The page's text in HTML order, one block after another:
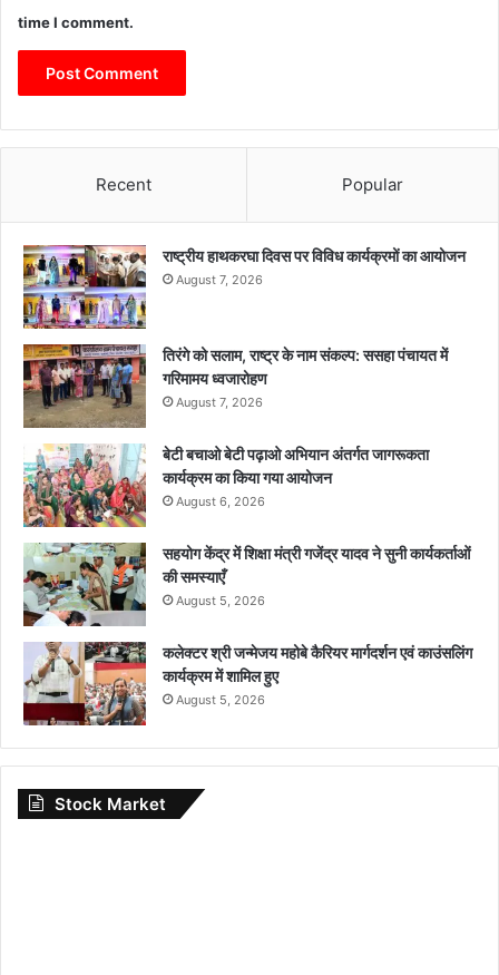
time I comment.
Recent Popular
राष्ट्रीय हाथकरघा दिवस पर विविध कार्यक्रमों का आयोजन
August 7, 2026
तिरंगे को सलाम, राष्ट्र के नाम संकल्प: ससहा पंचायत में
गरिमामय ध्वजारोहण
August 7, 2026
बेटी बचाओ बेटी पढ़ाओ अभियान अंतर्गत जागरूकता
कार्यक्रम का किया गया आयोजन
August 6, 2026
सहयोग केंद्र में शिक्षा मंत्री गजेंद्र यादव ने सुनी कार्यकर्ताओं
की समस्याएँ
August 5, 2026
कलेक्टर श्री जन्मेजय महोबे कैरियर मार्गदर्शन एवं काउंसलिंग
कार्यक्रम में शामिल हुए
August 5, 2026
Stock Market